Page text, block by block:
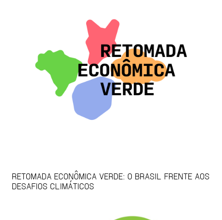
RETOMADA ECONÔMICA VERDE: O BRASIL FRENTE AOS
DESAFIOS CLIMÁTICOS